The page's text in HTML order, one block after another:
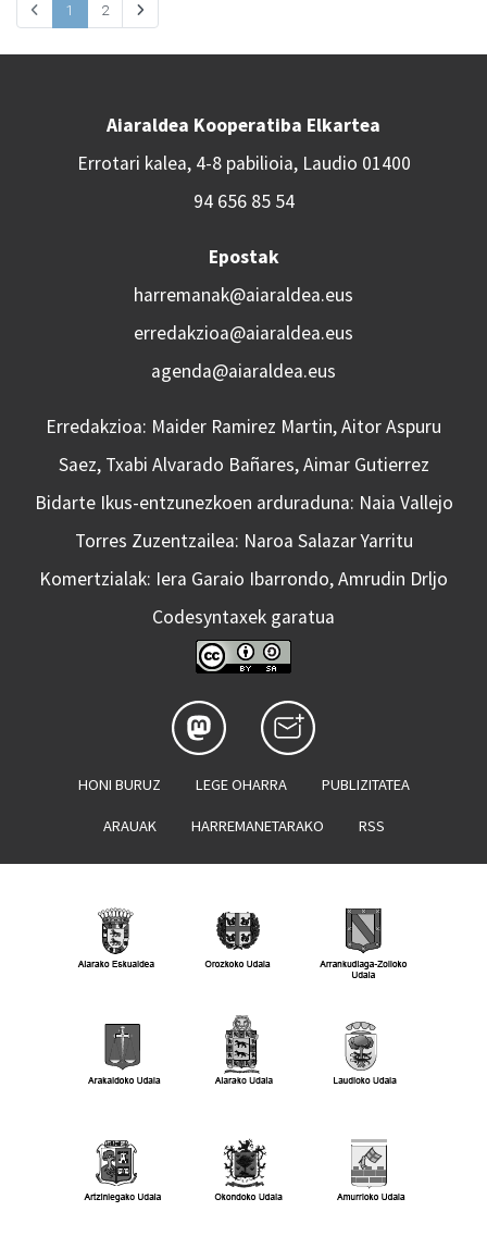
1 2
Aiaraldea Kooperatiba Elkartea
Errotari kalea, 4-8 pabilioia, Laudio 01400
94 656 85 54
Epostak
harremanak@aiaraldea.eus
erredakzioa@aiaraldea.eus
agenda@aiaraldea.eus
Erredakzioa: Maider Ramirez Martin, Aitor Aspuru
Saez, Txabi Alvarado Bañares, Aimar Gutierrez
Bidarte Ikus-entzunezkoen arduraduna: Naia Vallejo
Torres Zuzentzailea: Naroa Salazar Yarritu
Komertzialak: Iera Garaio Ibarrondo, Amrudin Drljo
Codesyntaxek garatua
HONI BURUZ LEGE OHARRA PUBLIZITATEA
ARAUAK HARREMANETARAKO RSS